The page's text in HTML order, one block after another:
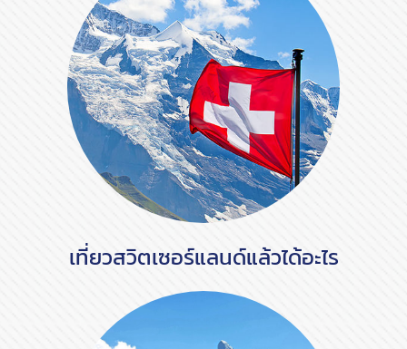
เที่ยวสวิตเซอร์แลนด์แล้วได้อะไร